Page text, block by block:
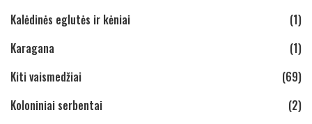
Kalėdinės eglutės ir kėniai
(1)
Karagana
(1)
Kiti vaismedžiai
(69)
Koloniniai serbentai
(2)